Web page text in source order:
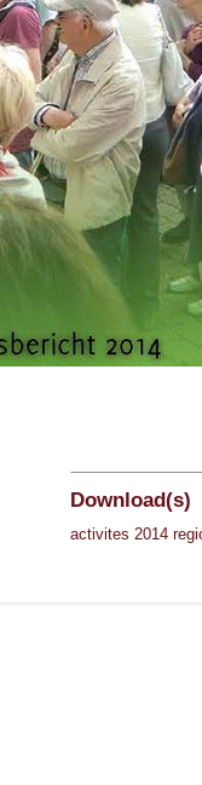
Download(s)
activites 2014